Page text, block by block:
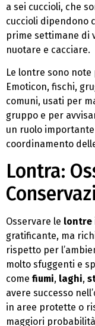
a sei cuccioli, che
cuccioli dipendono
prime settimane di
nuotare e cacciare.
Le lontre sono note
Emoticon, fischi,
comuni, usati per
gruppo e per
un ruolo
coordinamento
Lontra:
Osservare le lontre
gratificante, ma
rispetto per
molto sfuggenti e
come fiumi, laghi,
avere successo
in aree protette o
maggiori